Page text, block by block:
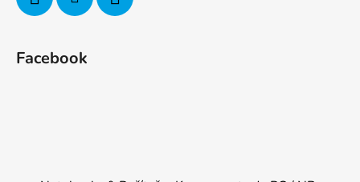
Facebook